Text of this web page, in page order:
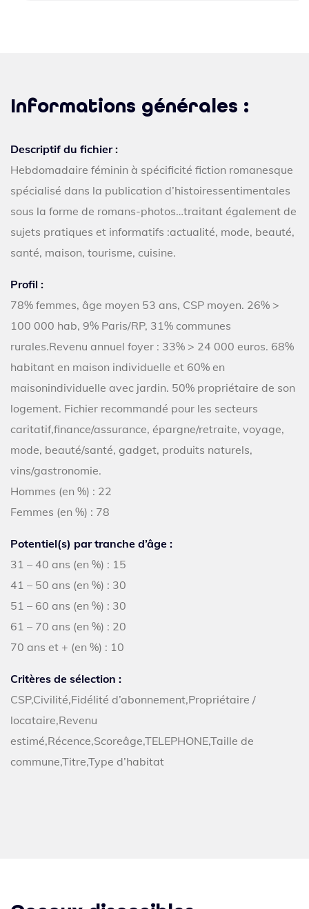
Informations générales :
Descriptif du fichier :
Hebdomadaire féminin à spécificité fiction romanesque
spécialisé dans la publication d’histoiressentimentales
sous la forme de romans-photos…traitant également de
sujets pratiques et informatifs :actualité, mode, beauté,
santé, maison, tourisme, cuisine.
Profil :
78% femmes, âge moyen 53 ans, CSP moyen. 26% >
100 000 hab, 9% Paris/RP, 31% communes
rurales.Revenu annuel foyer : 33% > 24 000 euros. 68%
habitant en maison individuelle et 60% en
maisonindividuelle avec jardin. 50% propriétaire de son
logement. Fichier recommandé pour les secteurs
caritatif,finance/assurance, épargne/retraite, voyage,
mode, beauté/santé, gadget, produits naturels,
vins/gastronomie.
Hommes (en %) : 22
Femmes (en %) : 78
Potentiel(s) par tranche d’âge :
31 – 40 ans (en %) : 15
41 – 50 ans (en %) : 30
51 – 60 ans (en %) : 30
61 – 70 ans (en %) : 20
70 ans et + (en %) : 10
Critères de sélection :
CSP,Civilité,Fidélité d’abonnement,Propriétaire /
locataire,Revenu
estimé,Récence,Scoreâge,TELEPHONE,Taille de
commune,Titre,Type d’habitat